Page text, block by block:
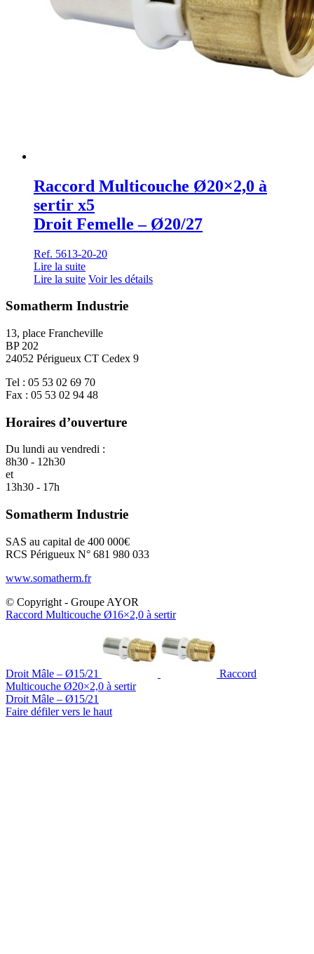
Raccord Multicouche Ø20×2,0 à
sertir x5
Droit Femelle – Ø20/27
Ref. 5613-20-20
Lire la suite
Lire la suite Voir les détails
Somatherm Industrie
13, place Francheville
BP 202
24052 Périgueux CT Cedex 9
Tel : 05 53 02 69 70
Fax : 05 53 02 94 48
Horaires d’ouverture
Du lundi au vendredi :
8h30 - 12h30
et
13h30 - 17h
Somatherm Industrie
SAS au capital de 400 000€
RCS Périgueux N° 681 980 033
www.somatherm.fr
© Copyright - Groupe AYOR
Raccord Multicouche Ø16×2,0 à sertir
Droit Mâle – Ø15/21
Raccord
Multicouche Ø20×2,0 à sertir
Droit Mâle – Ø15/21
Faire défiler vers le haut